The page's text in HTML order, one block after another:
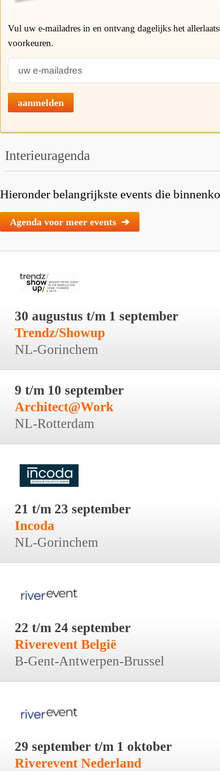
Vul uw e-mailadres in en ontvang dagelijks het
voorkeuren.
aanmelden
Interieuragenda
Hieronder belangrijkste events die
Agenda voor meer events ➔
30 augustus t/m 1 september
Trendz/Showup
NL-Gorinchem
9 t/m 10 september
Architect@Work
NL-Rotterdam
21 t/m 23 september
Incoda
NL-Gorinchem
22 t/m 24 september
Riverevent België
B-Gent-Antwerpen-Brussel
29 september t/m 1 oktober
Riverevent Nederland